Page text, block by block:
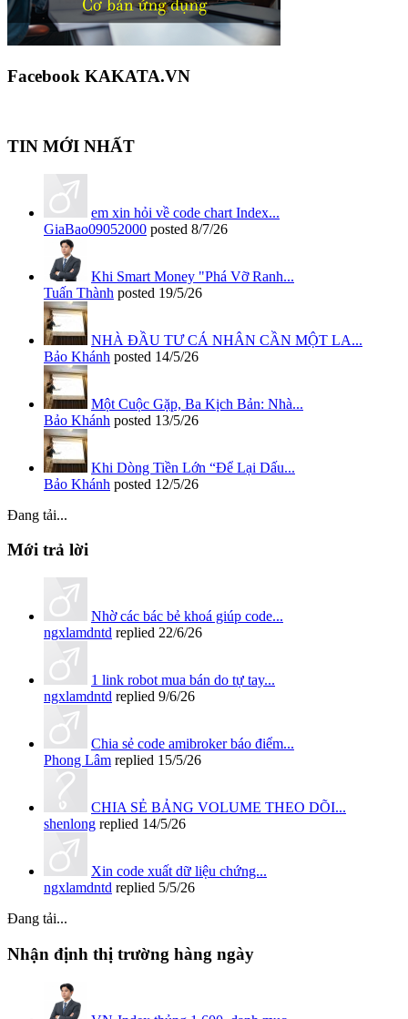
Facebook KAKATA.VN
TIN MỚI NHẤT
em xin hỏi về code chart Index...
GiaBao09052000 posted 8/7/26
Khi Smart Money "Phá Vỡ Ranh...
Tuấn Thành posted 19/5/26
NHÀ ĐẦU TƯ CÁ NHÂN CẦN MỘT LA...
Bảo Khánh posted 14/5/26
Một Cuộc Gặp, Ba Kịch Bản: Nhà...
Bảo Khánh posted 13/5/26
Khi Dòng Tiền Lớn “Để Lại Dấu...
Bảo Khánh posted 12/5/26
Đang tải...
Mới trả lời
Nhờ các bác bẻ khoá giúp code...
ngxlamdntd replied 22/6/26
1 link robot mua bán do tự tay...
ngxlamdntd replied 9/6/26
Chia sẻ code amibroker báo điểm...
Phong Lâm replied 15/5/26
CHIA SẺ BẢNG VOLUME THEO DÕI...
shenlong replied 14/5/26
Xin code xuất dữ liệu chứng...
ngxlamdntd replied 5/5/26
Đang tải...
Nhận định thị trường hàng ngày